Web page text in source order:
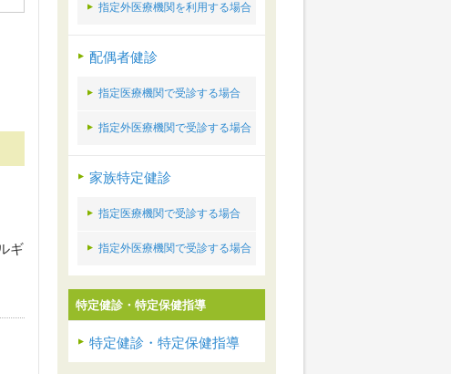
ギ
指定外医療機関を利用する場合
配偶者健診
指定医療機関で受診する場合
指定外医療機関で受診する場合
家族特定健診
指定医療機関で受診する場合
指定外医療機関で受診する場合
特定健診・特定保健指導
特定健診・特定保健指導